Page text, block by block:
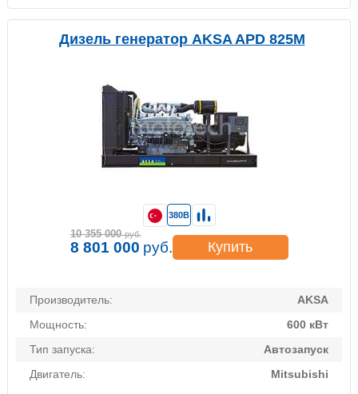
Дизель генератор AKSA APD 825M
Производитель:
AKSA
Мощность:
600 кВт
Тип запуска:
Автозапуск
Двигатель:
Mitsubishi
380В
10 355 000 руб.
8 801 000 руб. Купить